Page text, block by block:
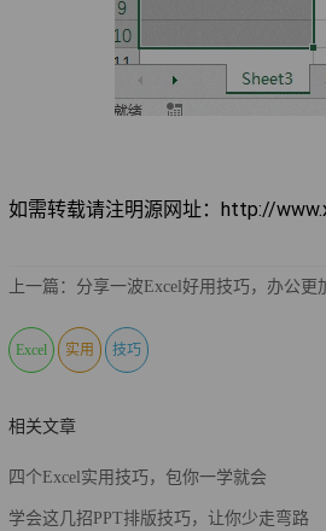
如需转载请注明源网址：http://
上一篇：分享一波Excel好用技巧，办公更
Excel 实用 技巧
相关文章
四个Excel实用技巧，包你一学就会
学会这几招PPT排版技巧，让你少走弯路